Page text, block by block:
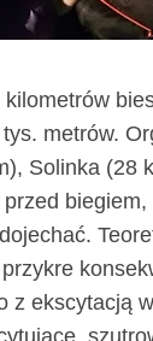
kilometrów
metrów.
Solinka (28
przykre
z ekscytacją